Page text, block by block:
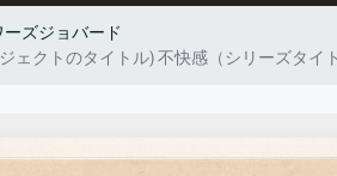
ズジョバード
ェクトのタイトル) 不快感（シリーズタ